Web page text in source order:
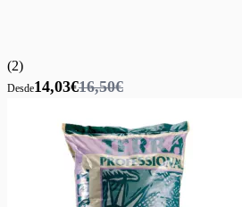
(2)
Desde14,03€16,50€